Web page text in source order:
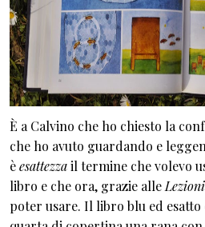
È a Calvino che ho chiesto la
che ho avuto guardando e
èesattezzail termine che volevo
libro e che ora, grazie alle
poter usare. Il libro blu ed